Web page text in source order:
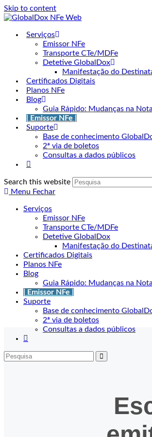
Skip to content
Serviços
Emissor NFe
Transporte CTe/MDFe
Detetive GlobalDox
Manifestação do
Certificados Digitais
Planos NFe
Blog
Guia Rápido: Mudanças na
| Emissor NFe |
Suporte
Base de conhecimento
2ª via de boletos
Consultas a dados públicos
Search this website
Menu Fechar
Serviços
Emissor NFe
Transporte CTe/MDFe
Detetive GlobalDox
Manifestação do
Certificados Digitais
Planos NFe
Blog
Guia Rápido: Mudanças na
| Emissor NFe |
Suporte
Base de conhecimento
2ª via de boletos
Consultas a dados públicos